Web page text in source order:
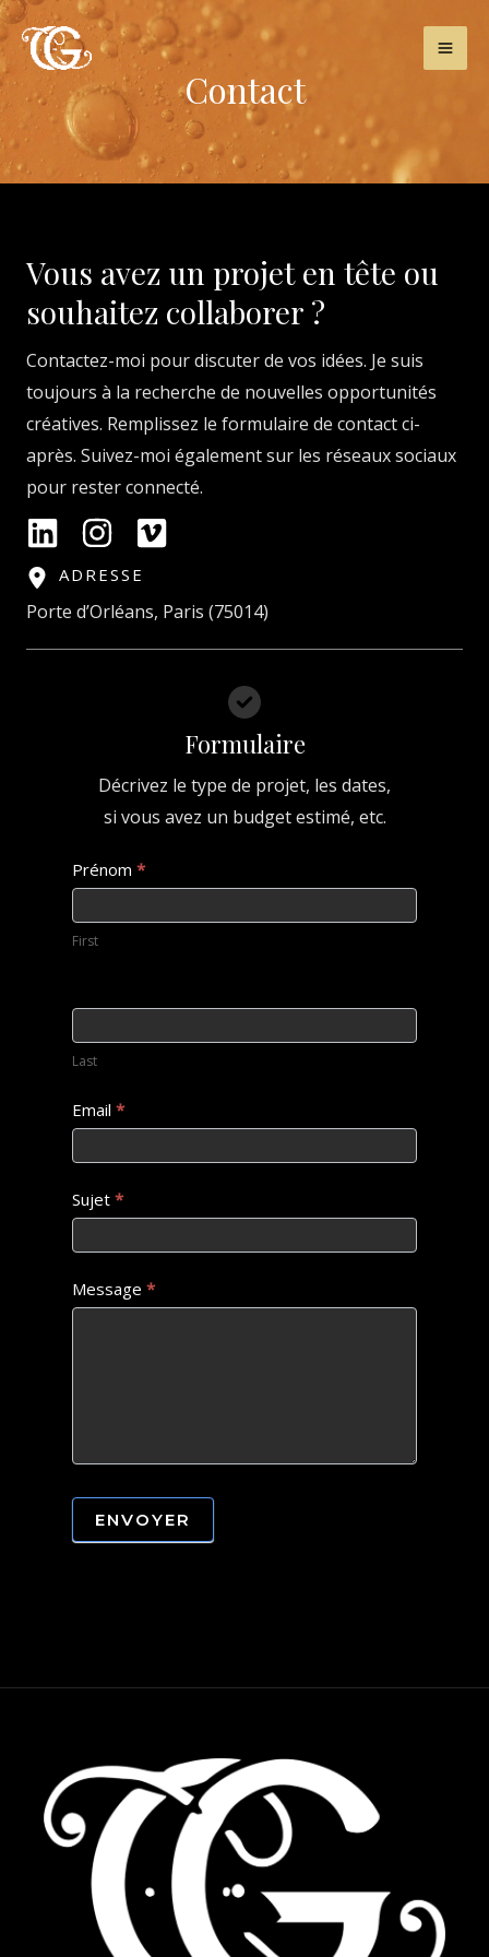
Aller
au
contenu
Contact
Vous avez un projet en tête ou
souhaitez collaborer ?
Contactez-moi pour discuter de vos idées. Je suis
toujours à la recherche de nouvelles opportunités
créatives. Remplissez le formulaire de contact ci-
après. Suivez-moi également sur les réseaux sociaux
pour rester connecté.
ADRESSE
Porte d’Orléans, Paris (75014)
Formulaire
Décrivez le type de projet, les dates,
si vous avez un budget estimé, etc.
Contact
2
Prénom *
First
Last
Email *
Sujet *
Message *
ENVOYER